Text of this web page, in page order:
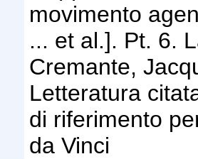
movimento
... et al.]. Pt. 6.
Cremante,
Letteratura
di riferimento
da Vinci